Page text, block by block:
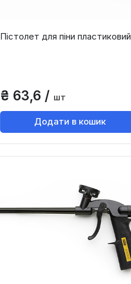
Пістолет для піни пластиковий
₴ 63,6 / шт
Додати в кошик